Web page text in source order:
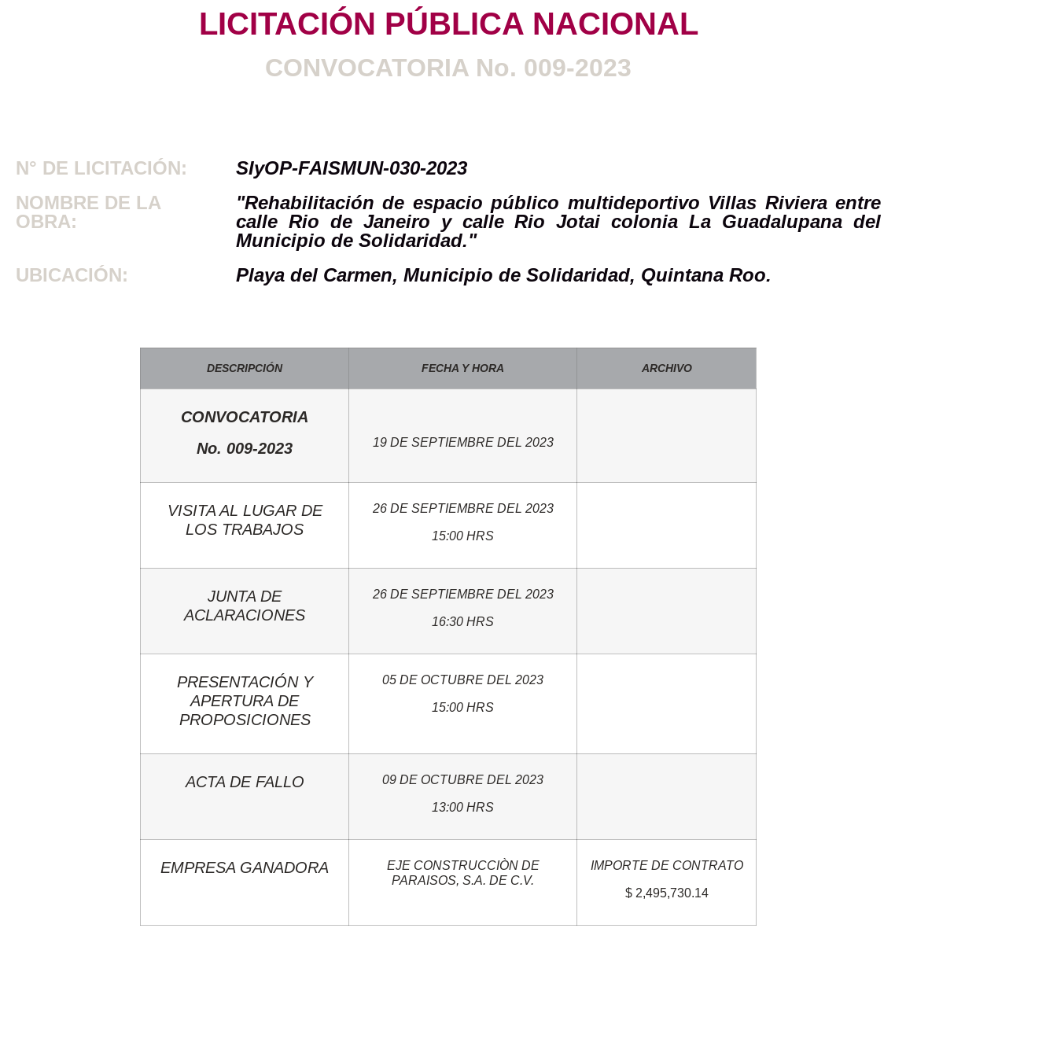
LICITACIÓN PÚBLICA NACIONAL
CONVOCATORIA No. 009-2023
N° DE LICITACIÓN:
SIyOP-FAISMUN-030-2023
NOMBRE DE LA
OBRA:
"Rehabilitación de espacio público multideportivo Villas Riviera entre
calle Rio de Janeiro y calle Rio Jotai colonia La Guadalupana del
Municipio de Solidaridad."
UBICACIÓN:
Playa del Carmen, Municipio de Solidaridad, Quintana Roo.
DESCRIPCIÓN FECHA Y HORA ARCHIVO
CONVOCATORIA
No. 009-2023
19 DE SEPTIEMBRE DEL 2023
VISITA AL LUGAR DE
LOS TRABAJOS
26 DE SEPTIEMBRE DEL 2023
15:00 HRS
JUNTA DE
ACLARACIONES
26 DE SEPTIEMBRE DEL 2023
16:30 HRS
PRESENTACIÓN Y
APERTURA DE
PROPOSICIONES
05 DE OCTUBRE DEL 2023
15:00 HRS
ACTA DE FALLO 09 DE OCTUBRE DEL 2023
13:00 HRS
EMPRESA GANADORA
EJE CONSTRUCCIÒN DE
PARAISOS, S.A. DE C.V.
IMPORTE DE CONTRATO
$ 2,495,730.14